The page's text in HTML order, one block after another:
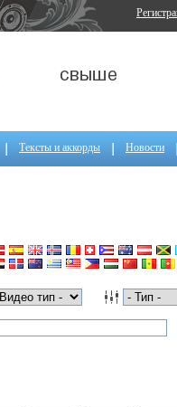
Тексты и аккорды Новости